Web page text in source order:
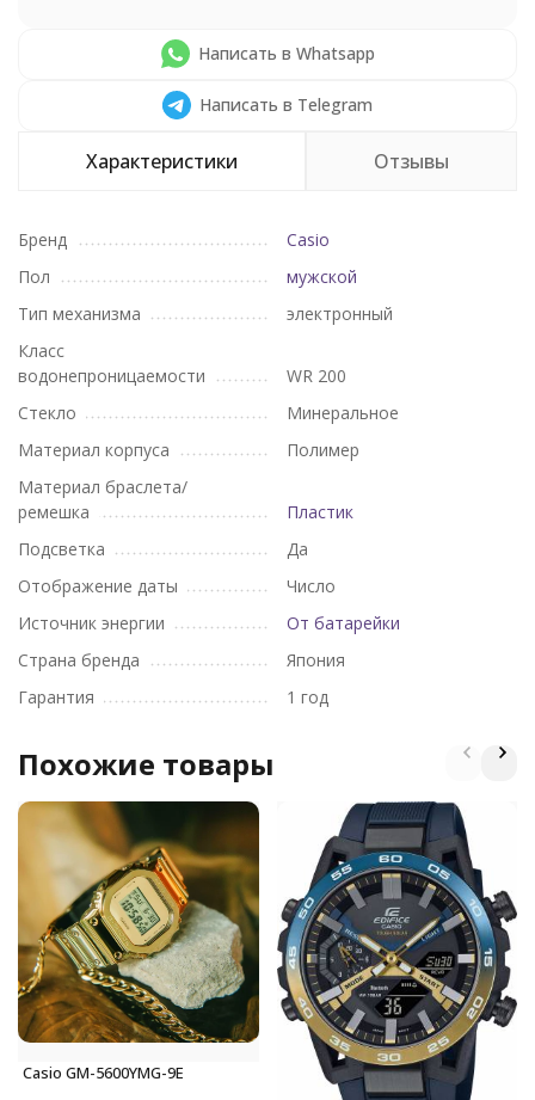
Написать в Whatsapp
Написать в Telegram
Характеристики Отзывы
Бренд
Casio
Пол
мужской
Тип механизма
электронный
Класс
водонепроницаемости
WR 200
Стекло
Минеральное
Материал корпуса
Полимер
Материал браслета/
ремешка
Пластик
Подсветка
Да
Отображение даты
Число
Источник энергии
От батарейки
Страна бренда
Япония
Гарантия
1 год
Похожие товары
Casio GM-5600YMG-9E